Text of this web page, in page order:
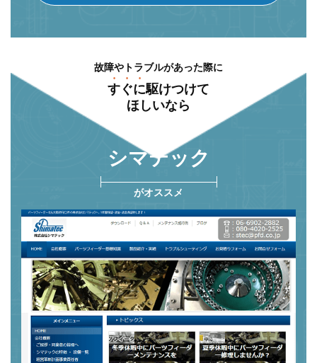
故障やトラブルがあった際に
すぐに駆けつけて
ほしいなら
シマテック
がオススメ